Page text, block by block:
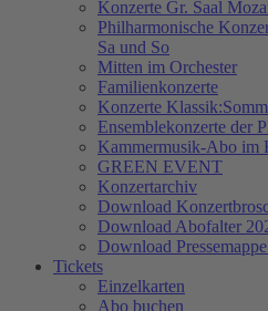
Konzerte Gr. Saal
Philharmonische
Sa und So
Mitten im Orchester
Familienkonzerte
Konzerte
Ensemblekonzerte der
Kammermusik-Abo im
GREEN EVENT
Konzertarchiv
Download
Download Abofalter
Download
Tickets
Einzelkarten
Abo buchen